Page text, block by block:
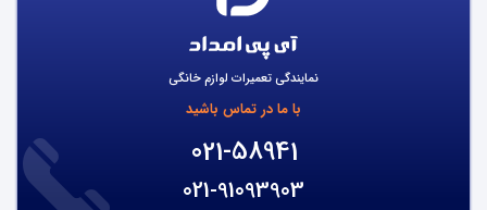
نمایندگی تعمیرات لوازم خانگی
با ما در تماس باشید
021-58941
021-91093903